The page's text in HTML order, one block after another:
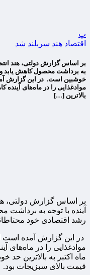
پ
اقتصاد هند سربلند شد
بر اساس گزارش دولتی، هند
به برداشت محصول کاهش یابد
خوشبین است. در این گزارش
موادغذایی را در ماه‌های آینده
بالاترین […]
بر اساس گزارش دولتی،
آینده با توجه به
رشد اقتصادی خود
در این گزارش آمده است
موادغذایی را در ماه‌های
قیمت بالای سبزیجات بود.